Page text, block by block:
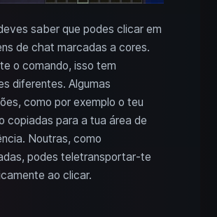
saber que podes clicar em
de chat marcadas a cores.
o comando, isso tem
diferentes. Algumas
como por exemplo o teu
copiadas para a tua área de
Noutras, como
podes teletransportar‑te
ao clicar.